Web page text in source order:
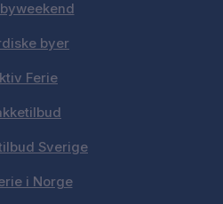
byer
Ferie
Sverige
i Norge